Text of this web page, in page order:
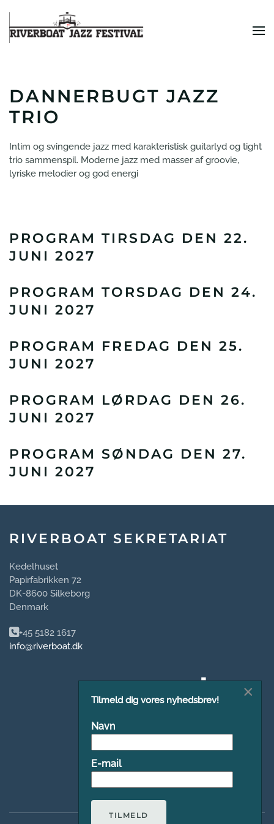
Skip to main content
DANNERBUGT JAZZ
TRIO
Intim og svingende jazz med karakteristisk guitarlyd og tight
trio sammenspil. Moderne jazz med masser af groovie,
lyriske melodier og god energi
PROGRAM TIRSDAG DEN 22.
JUNI 2027
PROGRAM TORSDAG DEN 24.
JUNI 2027
PROGRAM FREDAG DEN 25.
JUNI 2027
PROGRAM LØRDAG DEN 26.
JUNI 2027
PROGRAM SØNDAG DEN 27.
JUNI 2027
RIVERBOAT SEKRETARIAT
Kedelhuset
Papirfabrikken 72
DK-8600 Silkeborg
Denmark
+45 5182 1617
info@riverboat.dk
×
Tilmeld dig vores nyhedsbrev!
Navn
E-mail
TILMELD